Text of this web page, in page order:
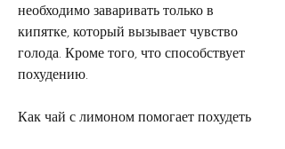
необходимо заваривать только в
кипятке, который вызывает чувство
голода. Кроме того, что способствует
похудению.
Как чай с лимоном помогает похудеть